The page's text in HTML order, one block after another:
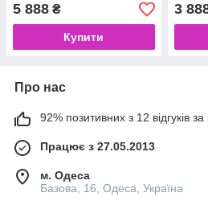
5 888 ₴
Купити
3
Про нас
92% позитивних з 12 відгуків за
Працює з 27.05.2013
м. Одеса
Базова, 16, Одеса, Україна